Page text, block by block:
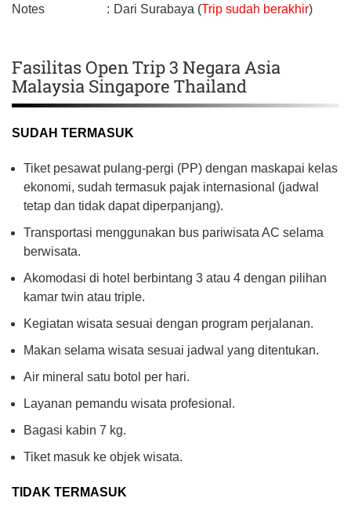
Notes
: Dari Surabaya (Trip sudah berakhir)
Fasilitas Open Trip 3 Negara Asia
Malaysia Singapore Thailand
SUDAH TERMASUK
Tiket pesawat pulang-pergi (PP) dengan maskapai kelas
ekonomi, sudah termasuk pajak internasional (jadwal
tetap dan tidak dapat diperpanjang).
Transportasi menggunakan bus pariwisata AC selama
berwisata.
Akomodasi di hotel berbintang 3 atau 4 dengan pilihan
kamar twin atau triple.
Kegiatan wisata sesuai dengan program perjalanan.
Makan selama wisata sesuai jadwal yang ditentukan.
Air mineral satu botol per hari.
Layanan pemandu wisata profesional.
Bagasi kabin 7 kg.
Tiket masuk ke objek wisata.
TIDAK TERMASUK